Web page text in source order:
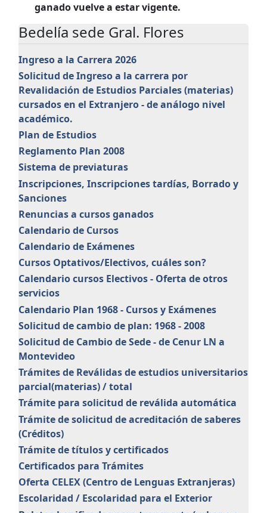
Bedelía sede Gral. Flores
Ingreso a la Carrera 2026
Solicitud de Ingreso a la carrera por
Revalidación de Estudios Parciales (materias)
cursados en el Extranjero - de análogo nivel
académico.
Plan de Estudios
Reglamento Plan 2008
Sistema de previaturas
Inscripciones, Inscripciones tardías, Borrado y
Sanciones
Renuncias a cursos ganados
Calendario de Cursos
Calendario de Exámenes
Cursos Optativos/Electivos, cuáles son?
Calendario cursos Electivos - Oferta de otros
servicios
Calendario Plan 1968 - Cursos y Exámenes
Solicitud de cambio de plan: 1968 - 2008
Solicitud de Cambio de Sede - de Cenur LN a
Montevideo
Trámites de Reválidas de estudios universitarios
parcial(materias) / total
Trámite para solicitud de reválida automática
Trámite de solicitud de acreditación de saberes
(Créditos)
Trámite de títulos y certificados
Certificados para Trámites
Oferta CELEX (Centro de Lenguas Extranjeras)
Escolaridad / Escolaridad para el Exterior
ganado vuelve a estar vigente.